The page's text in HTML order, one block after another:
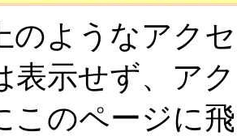
のようなアク
表示せず、ア
このページに